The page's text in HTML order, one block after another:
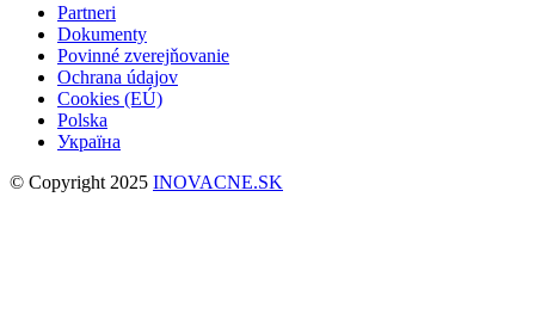
Partneri
Dokumenty
Povinné zverejňovanie
Ochrana údajov
Cookies (EÚ)
Polska
Україна
© Copyright 2025 INOVACNE.SK